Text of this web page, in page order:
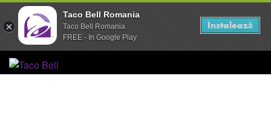
Skip
to
Taco Bell Romania
Taco Bell Romania
FREE - In Google Play
Instalează
Taco Bell Romania
Taco Bell Romania
FREE - In Google Play
Instalează